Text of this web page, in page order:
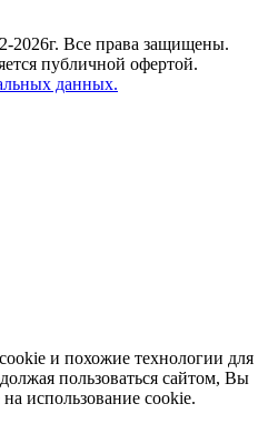
Все права защищены.
публичной офертой.
данных.
и похожие технологии для
пользоваться сайтом, Вы
на использование cookie.